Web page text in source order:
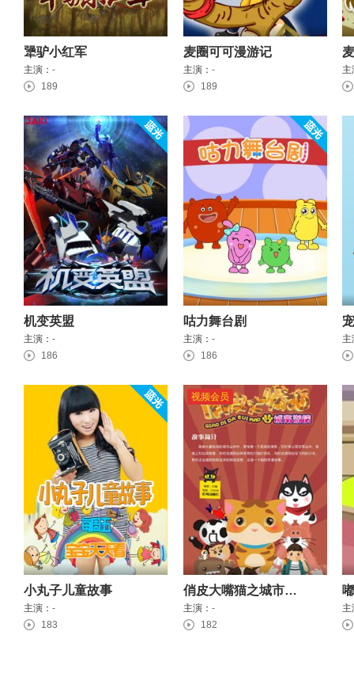
犟驴小红军
主演： -
189
麦圈可可漫游记
主演： -
189
主
机变英盟
主演： -
186
咕力舞台剧
主演： -
186
主
小丸子儿童故事
主演： -
183
视频会员
俏皮大嘴猫之城市游侠
主演： -
182
主